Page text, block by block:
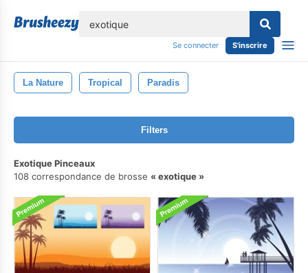
Se connecter S'inscrire
La Nature Tropical Paradis
Filters
Exotique Pinceaux
108 correspondance de brosse
exotique